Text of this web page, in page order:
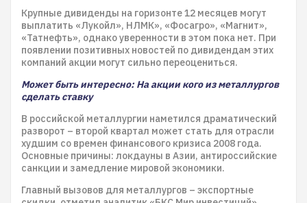
Крупные дивиденды на горизонте 12 месяцев могут
выплатить «Лукойл», НЛМК», «Фосагро», «Магнит»,
«Татнефть», однако уверенности в этом пока нет. При
появлении позитивных новостей по дивидендам этих
компаний акции могут сильно переоцениться.
Может быть интересно: На акции кого из металлургов
сделать ставку
В российской металлургии наметился драматический
разворот – второй квартал может стать для отрасли
худшим со времен финансового кризиса 2008 года.
Основные причины: локдауны в Азии, антироссийские
санкции и замедление мировой экономики.
Главный вызовов для металлургов – экспортные